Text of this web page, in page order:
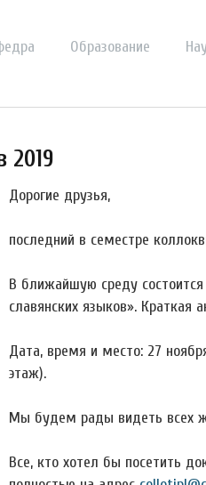
Образование
2019
Дорогие друзья,
последний в семестре
В ближайшую среду
славянских языков». Краткая
Дата, время и место: 27
этаж).
Мы будем рады видеть всех
Все, кто хотел бы посетить